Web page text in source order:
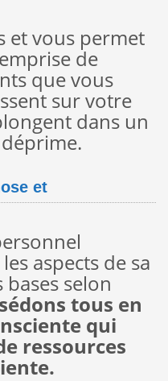
et vous permet
de
que vous
sur votre
dans un
et
aspects de sa
selon
tous en
qui
ressources